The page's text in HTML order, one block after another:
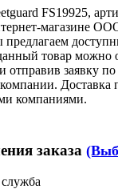
FS19925,
магазине
товар можно
отправив заявку
компаниями.
заказа